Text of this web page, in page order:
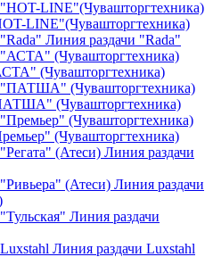
LINE"(Чувашторгтехника)
Линия раздачи "Rada"
(Чувашторгтехника)
(Чувашторгтехника)
(Чувашторгтехника)
Линия раздачи
Линия раздачи
Линия раздачи
Линия раздачи Luxstahl